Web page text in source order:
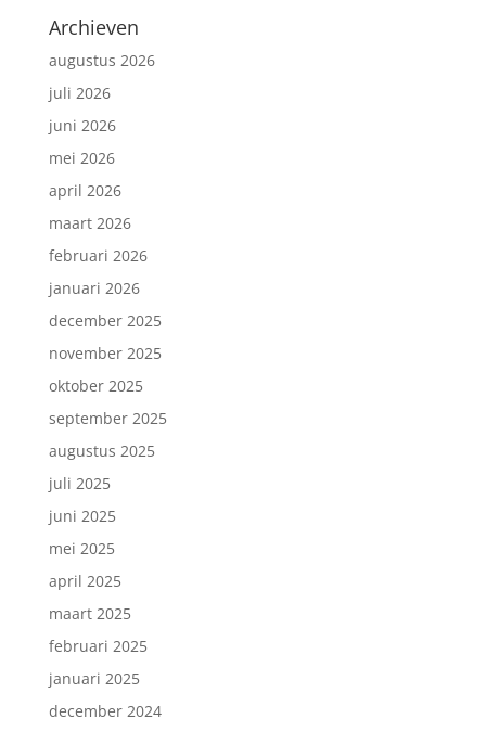
Archieven
augustus 2026
juli 2026
juni 2026
mei 2026
april 2026
maart 2026
februari 2026
januari 2026
december 2025
november 2025
oktober 2025
september 2025
augustus 2025
juli 2025
juni 2025
mei 2025
april 2025
maart 2025
februari 2025
januari 2025
december 2024